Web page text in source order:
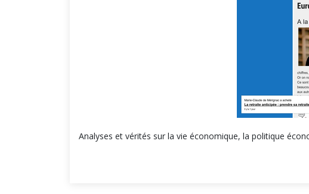
Analyses et vérités sur la vie économique, la politique